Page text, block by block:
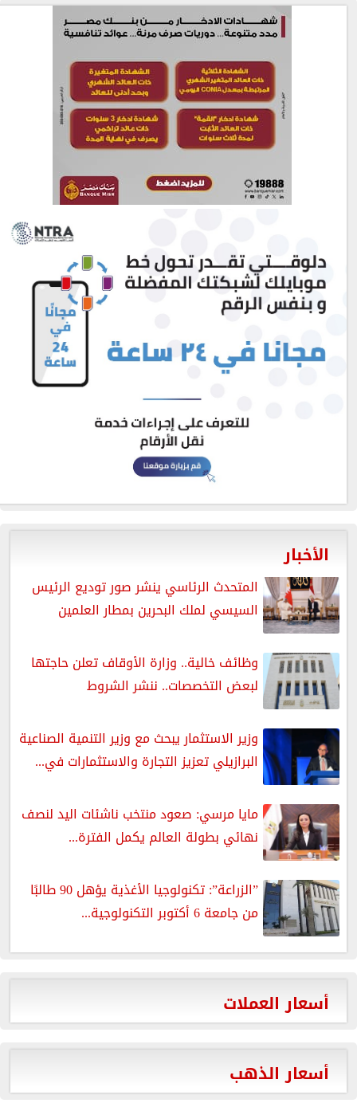
الأخبار
المتحدث الرئاسي ينشر صور توديع الرئيس
السيسي لملك البحرين بمطار العلمين
وظائف خالية.. وزارة الأوقاف تعلن حاجتها
لبعض التخصصات.. ننشر الشروط
وزير الاستثمار يبحث مع وزير التنمية الصناعية
البرازيلي تعزيز التجارة والاستثمارات في...
مايا مرسي: صعود منتخب ناشئات اليد لنصف
نهائي بطولة العالم يكمل الفترة...
”الزراعة”: تكنولوجيا الأغذية يؤهل 90 طالبًا
من جامعة 6 أكتوبر التكنولوجية...
أسعار العملات
أسعار الذهب